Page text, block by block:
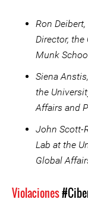
Ron
Director, the
Munk
Siena
the
Affairs and
John Scott-
Lab at the
Global
Violaciones